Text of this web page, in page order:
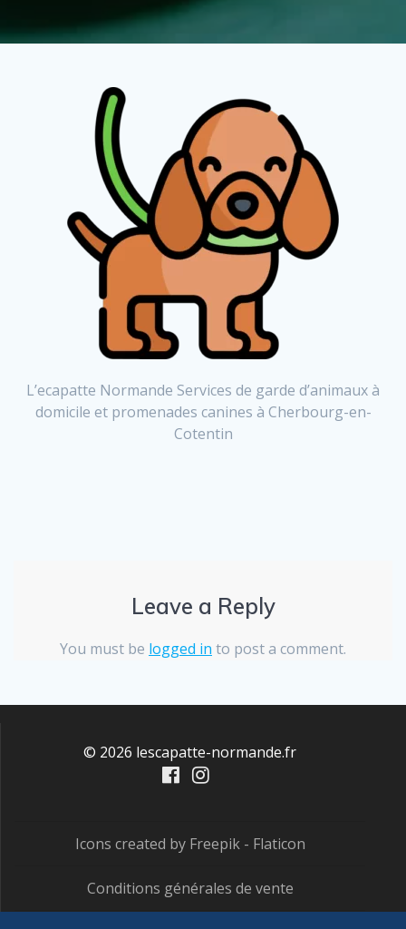
L’ecapatte Normande Services de garde d’animaux à
domicile et promenades canines à Cherbourg-en-
Cotentin
Leave a Reply
You must be logged in to post a comment.
© 2026 lescapatte-normande.fr
Icons created by Freepik - Flaticon
Conditions générales de vente